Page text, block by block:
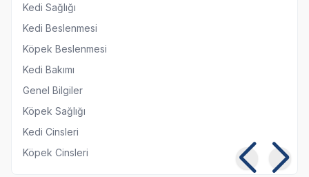
Kedi Sağlığı
Kedi Beslenmesi
Köpek Beslenmesi
Kedi Bakımı
Genel Bilgiler
Köpek Sağlığı
Kedi Cinsleri
Köpek Cinsleri